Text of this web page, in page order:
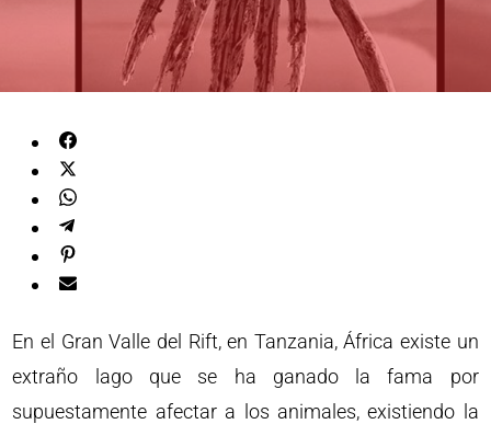
En el Gran Valle del Rift, en Tanzania, África existe un
extraño lago que se ha ganado la fama por
supuestamente afectar a los animales, existiendo la